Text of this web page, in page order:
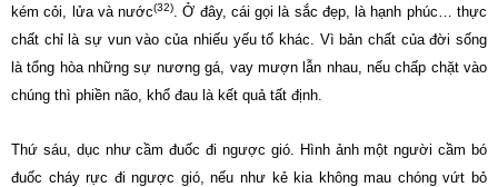
kém cỏi, lửa và nước(32). Ở đây, cái gọi là sắc đẹp, là hạnh phúc… thực
chất chỉ là sự vun vào của nhiếu yếu tố khác. Vì bản chất của đời sống
là tổng hòa những sự nương gá, vay mượn lẫn nhau, nếu chấp chặt vào
chúng thì phiền não, khổ đau là kết quả tất định.
Thứ sáu, dục như cầm đuốc đi ngược gió. Hình ảnh một người cầm bó
đuốc cháy rực đi ngược gió, nếu như kẻ kia không mau chóng vứt bỏ